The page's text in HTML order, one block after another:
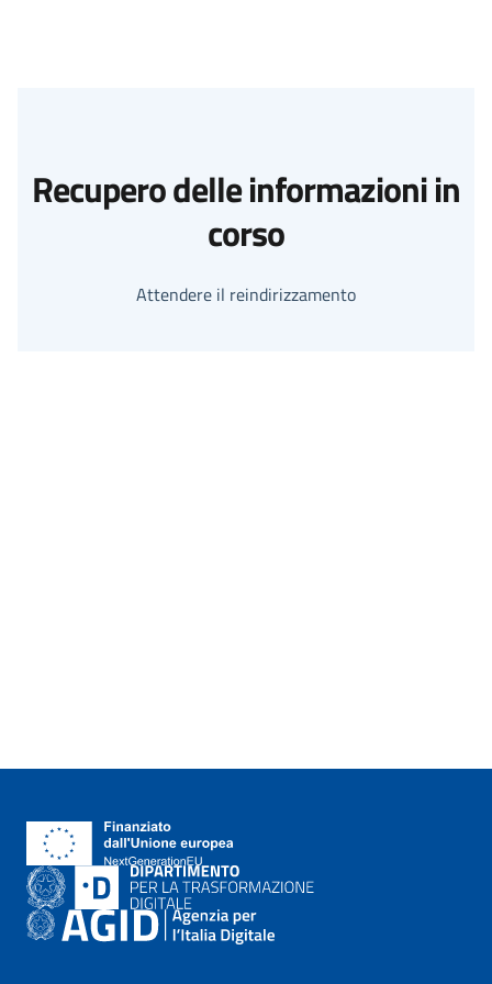
Recupero delle informazioni in
corso
Attendere il reindirizzamento